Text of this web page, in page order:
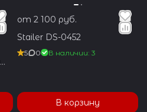
от 2 100 руб.
Stailer DS-0452
5 0 В наличии: 3
В корзину